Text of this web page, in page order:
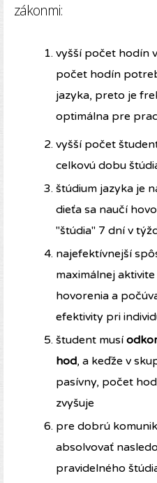
zákonmi:
vyšší počet hodín
počet hodín
jazyka, preto je
optimálna pre
vyšší počet
celkovú dobu
štúdium jazyka je
dieťa sa naučí
"štúdia" 7 dní v
najefektívnejší
maximálnej
hovorenia a
efektivity pri
študent musí
hod, a keďže v
pasívny, počet
zvyšuje
pre dobrú
absolvovať
pravidelného